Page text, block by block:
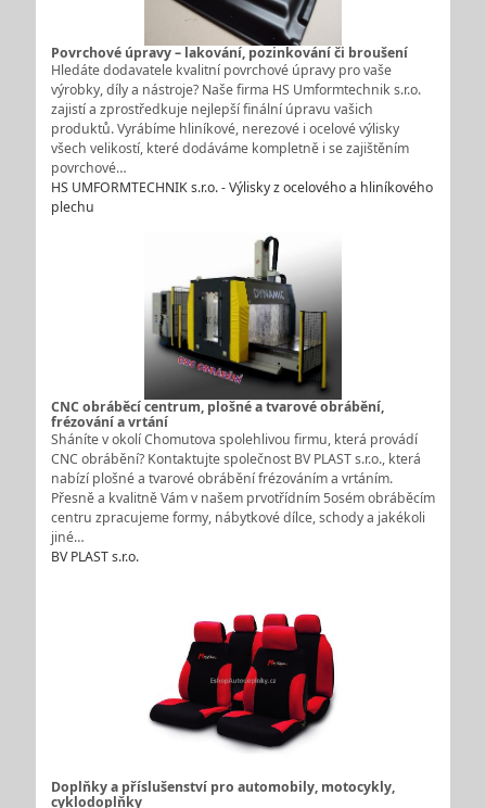
Povrchové úpravy – lakování, pozinkování či broušení
Hledáte dodavatele kvalitní povrchové úpravy pro vaše
výrobky, díly a nástroje? Naše firma HS Umformtechnik s.r.o.
zajistí a zprostředkuje nejlepší finální úpravu vašich
produktů. Vyrábíme hliníkové, nerezové i ocelové výlisky
všech velikostí, které dodáváme kompletně i se zajištěním
povrchové…
HS UMFORMTECHNIK s.r.o. - Výlisky z ocelového a hliníkového
plechu
CNC obráběcí centrum, plošné a tvarové obrábění,
frézování a vrtání
Sháníte v okolí Chomutova spolehlivou firmu, která provádí
CNC obrábění? Kontaktujte společnost BV PLAST s.r.o., která
nabízí plošné a tvarové obrábění frézováním a vrtáním.
Přesně a kvalitně Vám v našem prvotřídním 5osém obráběcím
centru zpracujeme formy, nábytkové dílce, schody a jakékoli
jiné…
BV PLAST s.r.o.
Doplňky a příslušenství pro automobily, motocykly,
cyklodoplňky